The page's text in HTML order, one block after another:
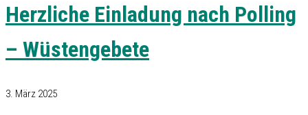
Herzliche Einladung nach Polling
– Wüstengebete
3. März 2025